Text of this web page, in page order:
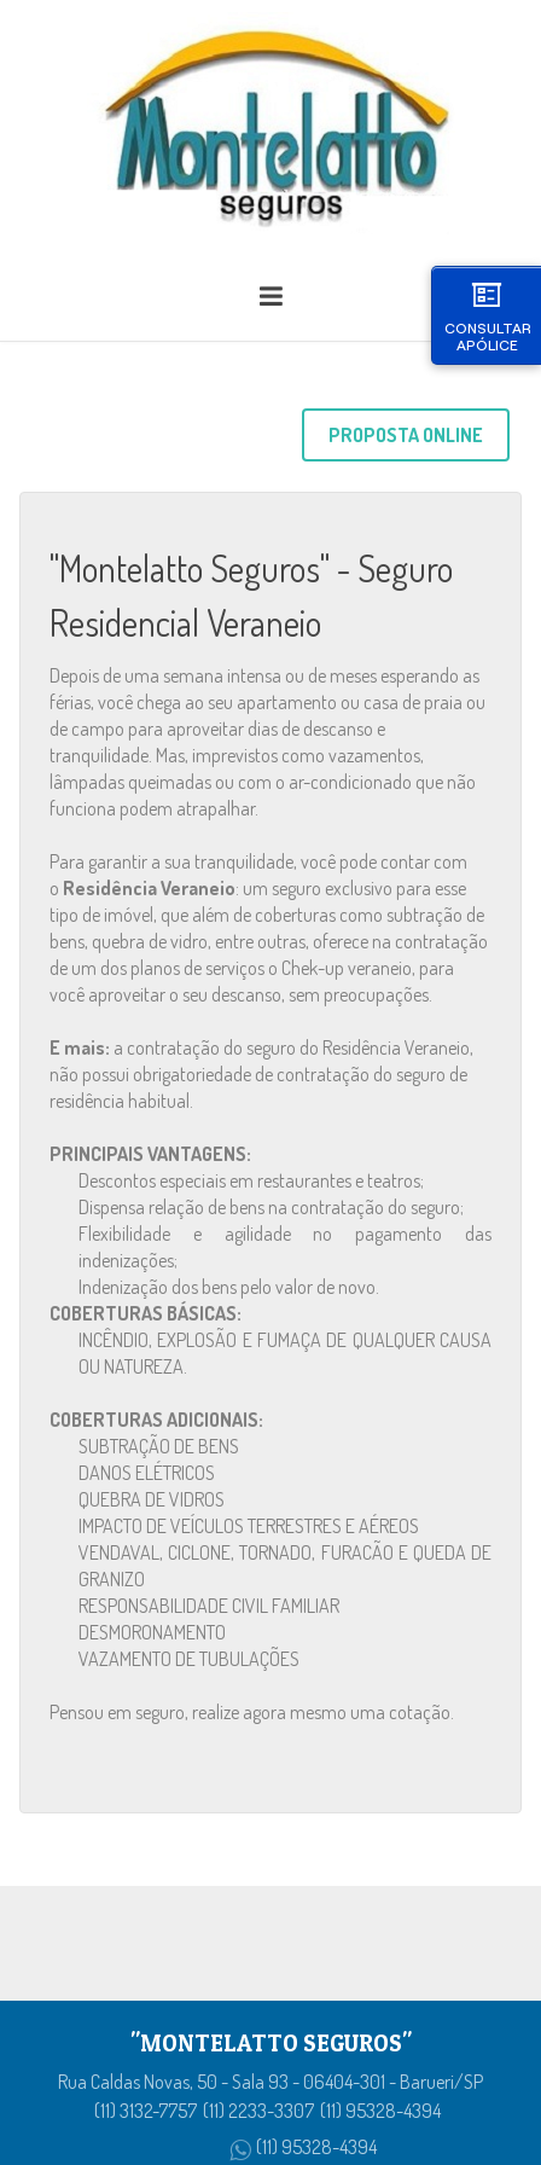
CONSULTAR
APÓLICE
PROPOSTA ONLINE
"Montelatto Seguros" - Seguro
Residencial Veraneio
Depois de uma semana intensa ou de meses esperando as
férias, você chega ao seu apartamento ou casa de praia ou
de campo para aproveitar dias de descanso e
tranquilidade. Mas, imprevistos como vazamentos,
lâmpadas queimadas ou com o ar-condicionado que não
funciona podem atrapalhar.
Para garantir a sua tranquilidade, você pode contar com
o Residência Veraneio: um seguro exclusivo para esse
tipo de imóvel, que além de coberturas como subtração de
bens, quebra de vidro, entre outras, oferece na contratação
de um dos planos de serviços o Chek-up veraneio, para
você aproveitar o seu descanso, sem preocupações.
E mais: a contratação do seguro do Residência Veraneio,
não possui obrigatoriedade de contratação do seguro de
residência habitual.
PRINCIPAIS VANTAGENS:
Descontos especiais em restaurantes e teatros;
Dispensa relação de bens na contratação do seguro;
Flexibilidade e agilidade no pagamento das
indenizações;
Indenização dos bens pelo valor de novo.
COBERTURAS BÁSICAS:
INCÊNDIO, EXPLOSÃO E FUMAÇA DE QUALQUER CAUSA
OU NATUREZA.
COBERTURAS ADICIONAIS:
SUBTRAÇÃO DE BENS
DANOS ELÉTRICOS
QUEBRA DE VIDROS
IMPACTO DE VEÍCULOS TERRESTRES E AÉREOS
VENDAVAL, CICLONE, TORNADO, FURACÃO E QUEDA DE
GRANIZO
RESPONSABILIDADE CIVIL FAMILIAR
DESMORONAMENTO
VAZAMENTO DE TUBULAÇÕES
Pensou em seguro, realize agora mesmo uma cotação.
"MONTELATTO SEGUROS"
Rua Caldas Novas, 50 - Sala 93 - 06404-301 - Barueri/SP
(11) 3132-7757 (11) 2233-3307 (11) 95328-4394
(11) 95328-4394